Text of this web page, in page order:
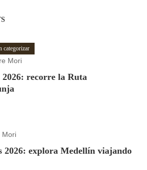
categorizar
Mori
2026: recorre la Ruta
Mori
2026: explora Medellín viajando